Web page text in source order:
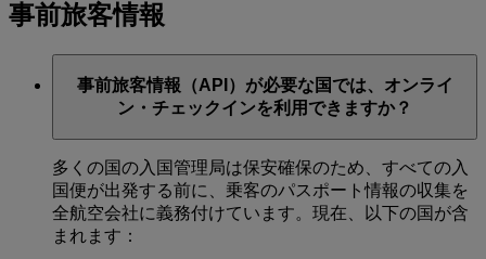
事前旅客情報
事前旅客情報（API）が必要な国では、オンライ
ン・チェックインを利用できますか？
多くの国の入国管理局は保安確保のため、すべての入
国便が出発する前に、乗客のパスポート情報の収集を
全航空会社に義務付けています。現在、以下の国が含
まれます：